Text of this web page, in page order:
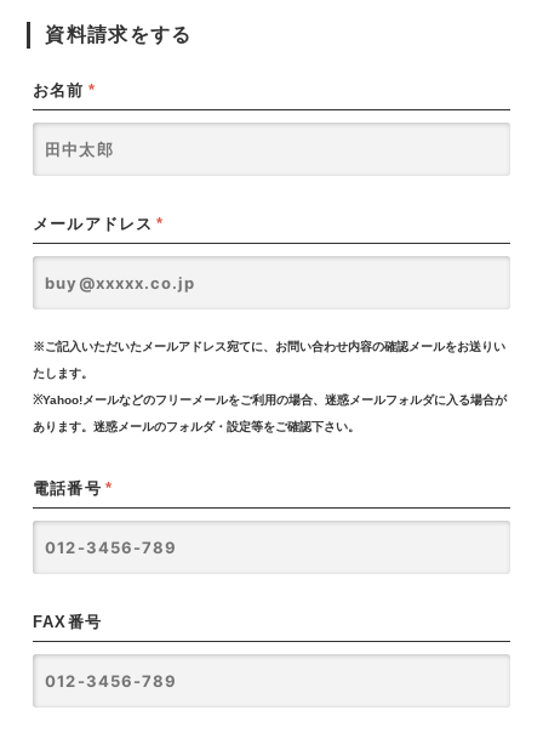
資料請求をする
お名前 *
メールアドレス *
※ご記入いただいたメールアドレス宛てに、お問い合わせ内容の確認メールをお送りい
たします。
※Yahoo!メールなどのフリーメールをご利用の場合、迷惑メールフォルダに入る場合が
あります。迷惑メールのフォルダ・設定等をご確認下さい。
電話番号 *
FAX番号